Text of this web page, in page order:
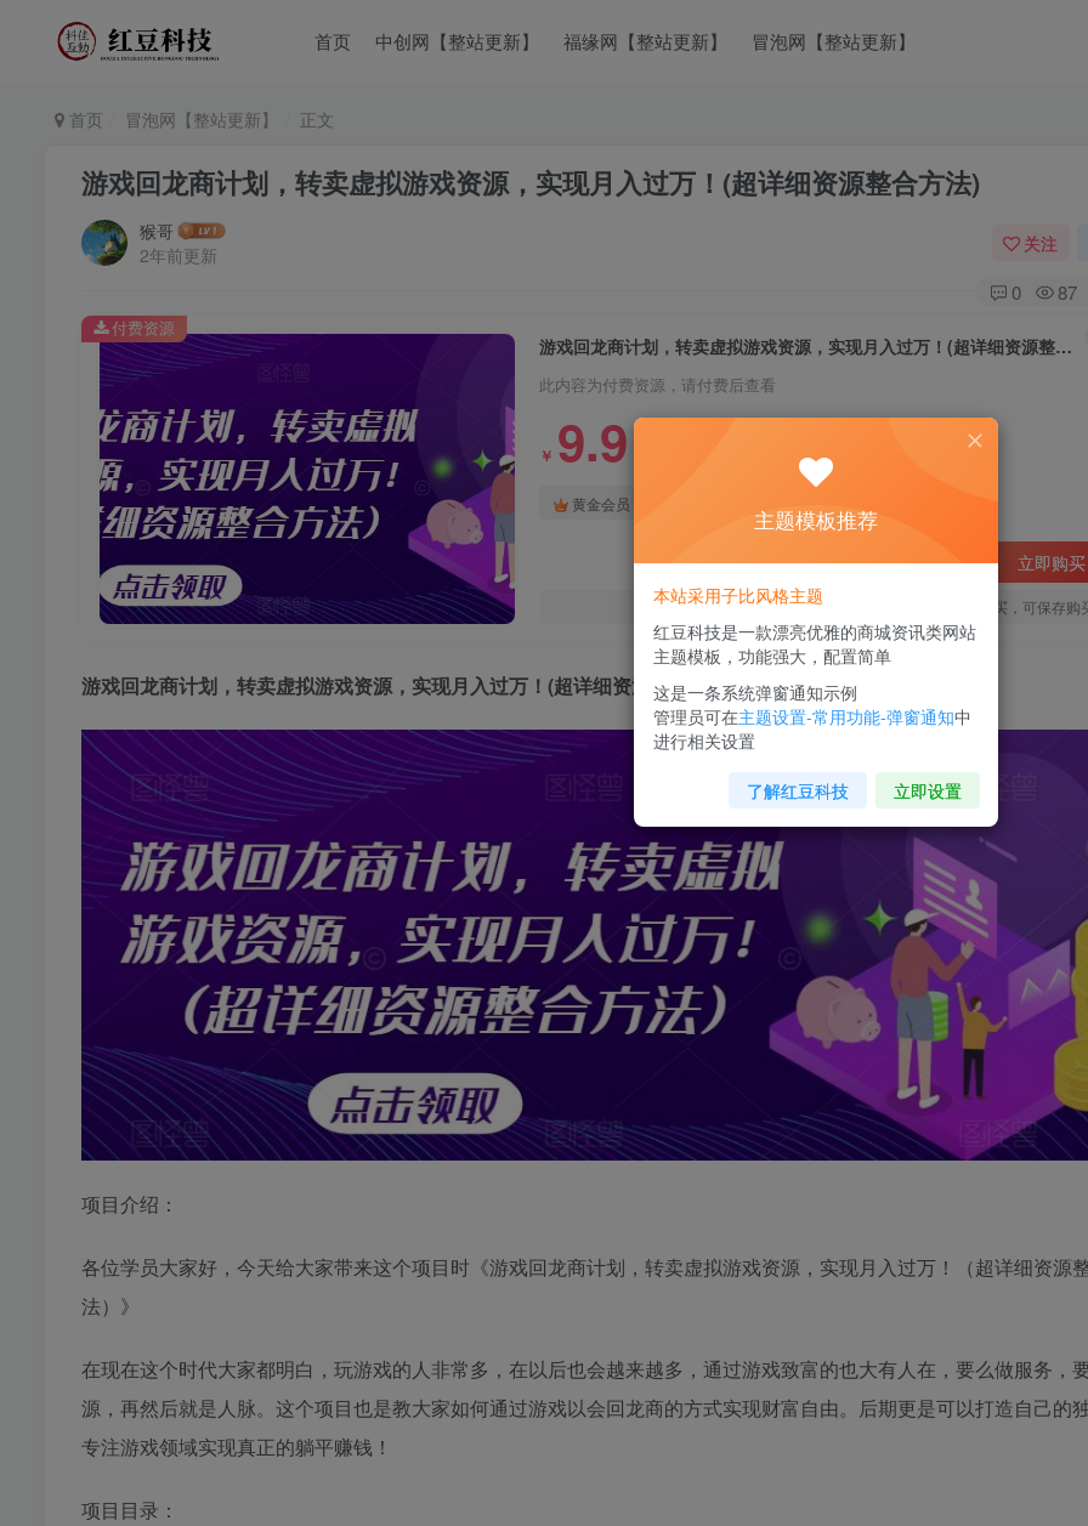
首页 中创网【整站更新】 福缘网【整站更新】 冒泡网【整站更新】
首页 冒泡网【整站更新】 正文
游戏回龙商计划，转卖虚拟游戏资源，实现月入过万！(超详细资源整合方法)
猴哥
2年前更新
关注
0 87
游戏回龙商计划，转卖虚拟游戏资源，实现月入过万！(超详细资源整合方法)
此内容为付费资源，请付费后查看
￥ 9.9
黄金会员
立即购买
您当前未登录！建议登陆后购买，可保存购
付费资源
游戏回龙商计划 ，转卖虚拟游戏资源，实现月入过万！(超详细资源整合方法)
项目介绍：
各位学员大家好，今天给大家带来这个项目时《游戏回龙商计划 ，转卖虚拟游戏资源，实现月入过万！（超详细资源
法）》
在现在这个时代大家都明白，玩游戏的人非常多，在以后也会越来越多，通过游戏致富的也大有人在，要么做服务，
源，再然后就是人脉。这个项目也是教大家如何通过游戏以会回龙商的方式实现财富自由。后期更是可以打造自己的
专注游戏领域实现真正的躺平赚钱！
项目目录：
主题模板推荐
本站采用子比风格主题
红豆科技是一款漂亮优雅的商城资讯类网站
主题模板，功能强大，配置简单
这是一条系统弹窗通知示例
管理员可在主题设置-常用功能-弹窗通知中
进行相关设置
了解红豆科技 立即设置